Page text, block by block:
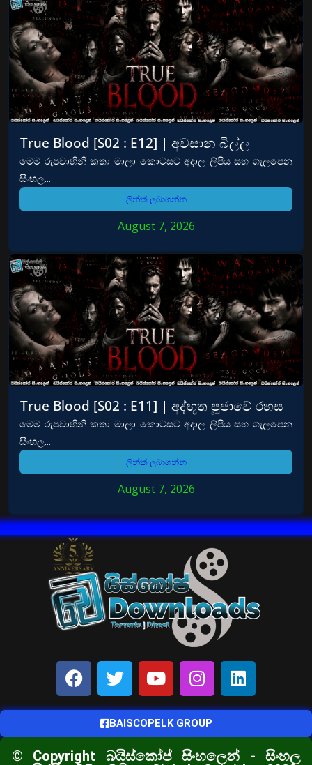
True Blood [S02 : E12] | අවසාන බිල්ල
මෙම රුපවාහිනී කතා මාලා කොටසට අදාල ලිපිය සහ ගැලපෙන
සිංහල...
ලින්ක් ලබාගන්න
August 7, 2026
True Blood [S02 : E11] | අද්භූත පූජාවේ රහස
මෙම රුපවාහිනී කතා මාලා කොටසට අදාල ලිපිය සහ ගැලපෙන
සිංහල...
ලින්ක් ලබාගන්න
August 7, 2026
BAISCOPELK GROUP
© Copyright බයිස්කෝප් සිංහලෙන් - සිංහල